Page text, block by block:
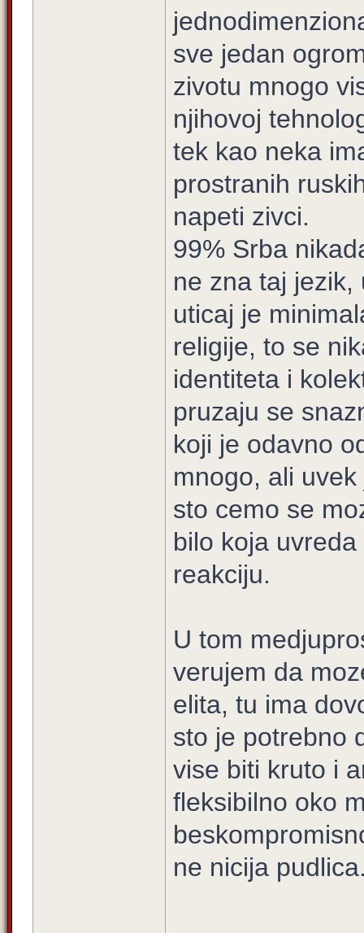
sve jedan
zivotu mnogo
njihovoj
tek kao neka
prostranih
napeti zivci.
99% Srba
ne zna taj
uticaj je
religije, to se
identiteta i
pruzaju se
koji je odavno
mnogo, ali
sto cemo se
bilo koja
reakciju.
U tom
verujem da
elita, tu ima
sto je potrebno
vise biti kruto i
fleksibilno oko
ne nicija